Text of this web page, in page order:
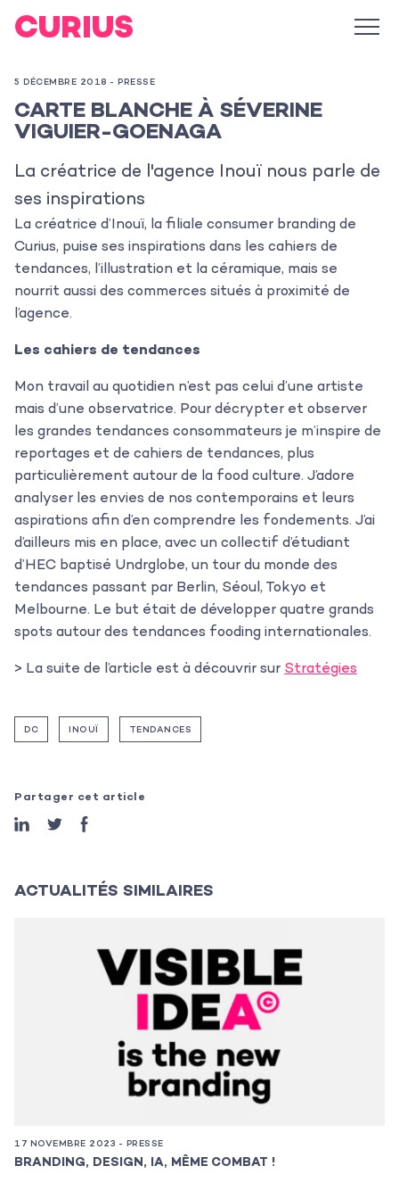
L’agence
Les projets
L’équipe
Contact
5 DÉCEMBRE 2018 - PRESSE
CARTE BLANCHE À SÉVERINE
VIGUIER-GOENAGA
La créatrice de l'agence Inouï nous parle de
ses inspirations
La créatrice d’Inouï, la filiale consumer branding de
Curius, puise ses inspirations dans les cahiers de
tendances, l’illustration et la céramique, mais se
nourrit aussi des commerces situés à proximité de
l’agence.
Les cahiers de tendances
Mon travail au quotidien n’est pas celui d’une artiste
mais d’une observatrice. Pour décrypter et observer
les grandes tendances consommateurs je m’inspire de
reportages et de cahiers de tendances, plus
particulièrement autour de la food culture. J’adore
analyser les envies de nos contemporains et leurs
aspirations afin d’en comprendre les fondements. J’ai
d’ailleurs mis en place, avec un collectif d’étudiant
d’HEC baptisé Undrglobe, un tour du monde des
tendances passant par Berlin, Séoul, Tokyo et
Melbourne. Le but était de développer quatre grands
spots autour des tendances fooding internationales.
> La suite de l’article est à découvrir sur Stratégies
DC INOUÏ TENDANCES
Partager cet article
ACTUALITÉS SIMILAIRES
17 NOVEMBRE 2023 - PRESSE
BRANDING, DESIGN, IA, MÊME COMBAT !